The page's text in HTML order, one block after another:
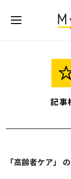
記事
「高齢者ケア」